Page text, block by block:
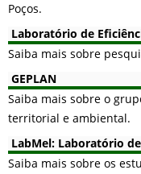
Poços.
Laboratório de
Saiba mais sobre
GEPLAN
Saiba mais sobre o
territorial e ambiental.
LabMel: Laboratório
Saiba mais sobre os